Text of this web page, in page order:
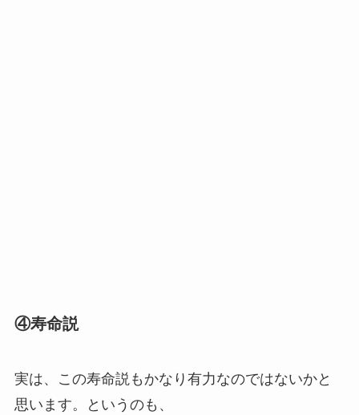
④寿命説
実は、この寿命説もかなり有力なのではないかと
思います。というのも、